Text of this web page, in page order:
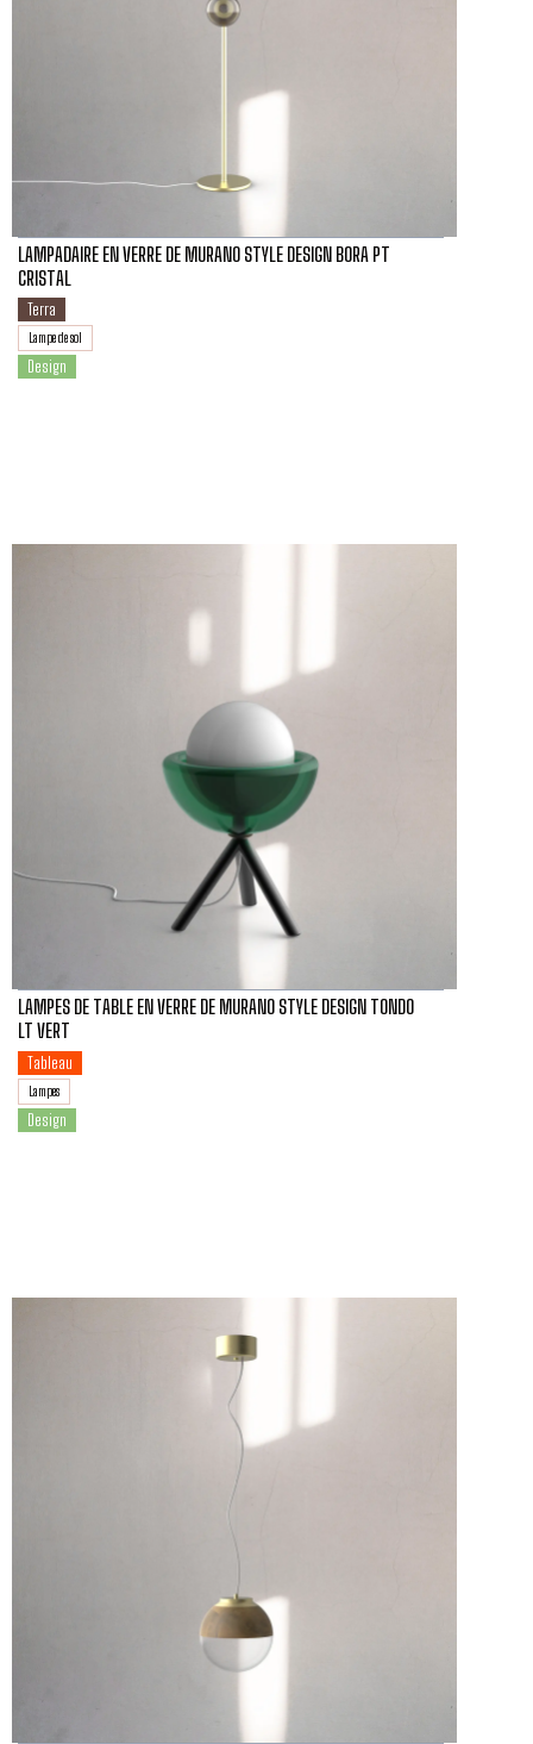
LAMPADAIRE EN VERRE DE MURANO STYLE DESIGN BORA PT
CRISTAL
Terra
Lampe de sol
Design
LAMPES DE TABLE EN VERRE DE MURANO STYLE DESIGN TONDO
LT VERT
Tableau
Lampes
Design